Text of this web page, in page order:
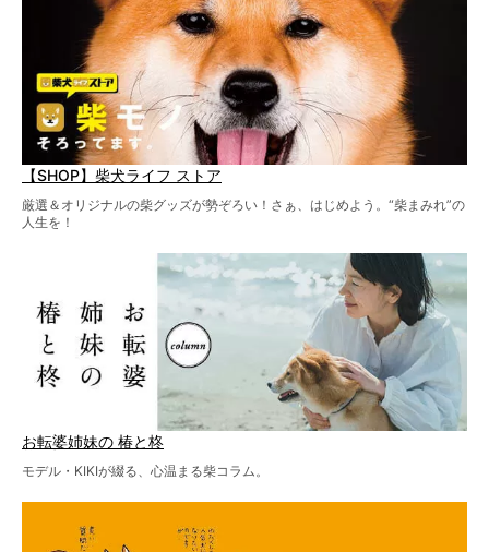
【SHOP】柴犬ライフ ストア
厳選＆オリジナルの柴グッズが勢ぞろい！さぁ、はじめよう。“柴まみれ”の
人生を！
お転婆姉妹の 椿と柊
モデル・KIKIが綴る、心温まる柴コラム。